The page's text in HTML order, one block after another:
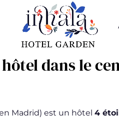
dans le
Madrid) est un hôtel 4